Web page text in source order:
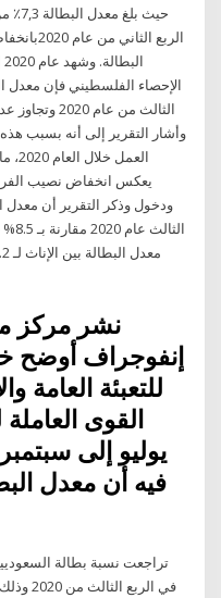
نشر مركز
إنفوجراف أوضح
للتعبئة العامة
القوى